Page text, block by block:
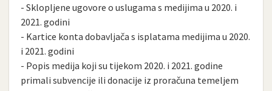
- Sklopljene ugovore o uslugama s medijima u 2020. i
2021. godini
- Kartice konta dobavljača s isplatama medijima u 2020.
i 2021. godini
- Popis medija koji su tijekom 2020. i 2021. godine
primali subvencije ili donacije iz proračuna temeljem